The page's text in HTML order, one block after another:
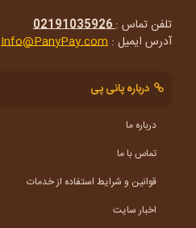
تلفن تماس :02191035926
آدرس ایمیل : Info@PanyPay.com
درباره پانی پی
درباره ما
تماس با ما
قوانین و شرایط استفاده از خدمات
اخبار سایت